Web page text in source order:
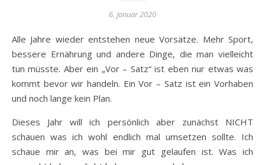
6. Januar 2020
Alle Jahre wieder entstehen neue Vorsätze. Mehr Sport,
bessere Ernährung und andere Dinge, die man vielleicht
tun müsste. Aber ein „Vor – Satz“ ist eben nur etwas was
kommt bevor wir handeln. Ein Vor – Satz ist ein Vorhaben
und noch lange kein Plan.
Dieses Jahr will ich persönlich aber zunächst NICHT
schauen was ich wohl endlich mal umsetzen sollte. Ich
schaue mir an, was bei mir gut gelaufen ist. Was ich